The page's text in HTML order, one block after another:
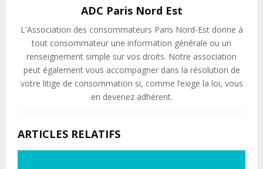
ADC Paris Nord Est
L'Association des consommateurs Paris Nord-Est donne à
tout consommateur une information générale ou un
renseignement simple sur vos droits. Notre association
peut également vous accompagner dans la résolution de
votre litige de consommation si, comme l’exige la loi, vous
en devenez adhérent.
ARTICLES RELATIFS